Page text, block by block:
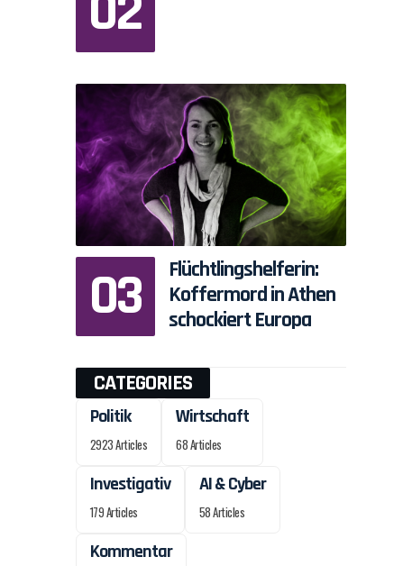
Flüchtlingshelferin:
Koffermord in Athen
schockiert Europa
CATEGORIES
Politik
2923 Articles
Wirtschaft
68 Articles
Investigativ
179 Articles
AI & Cyber
58 Articles
Kommentar